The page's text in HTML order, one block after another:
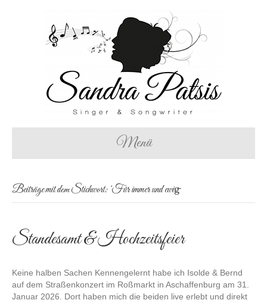
Menü
Beiträge mit dem Stichwort: ‘Für immer und ewig̵
Standesamt & Hochzeitsfeier
Keine halben Sachen Kennengelernt habe ich Isolde & Bernd
auf dem Straßenkonzert im Roßmarkt in Aschaffenburg am 31.
Januar 2026. Dort haben mich die beiden live erlebt und direkt